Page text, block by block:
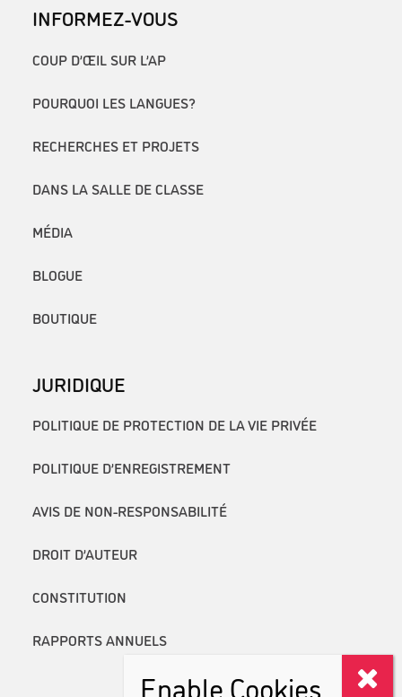
INFORMEZ-VOUS
COUP D’ŒIL SUR L’AP
POURQUOI LES LANGUES?
RECHERCHES ET PROJETS
DANS LA SALLE DE CLASSE
MÉDIA
BLOGUE
BOUTIQUE
JURIDIQUE
POLITIQUE DE PROTECTION DE LA VIE PRIVÉE
POLITIQUE D’ENREGISTREMENT
AVIS DE NON-RESPONSABILITÉ
DROIT D’AUTEUR
CONSTITUTION
RAPPORTS ANNUELS
Enable Cookies